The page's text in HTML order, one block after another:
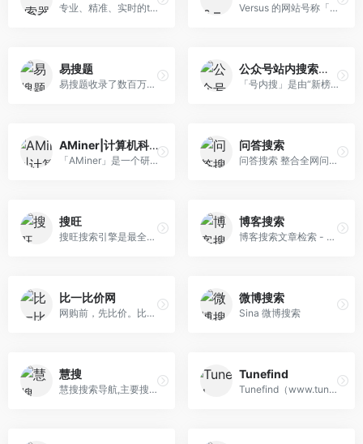
专业、精准、实时的telegram在线搜索引擎 Versus 的网站号称「万物皆可对比」，这个网站最早应该是来自德国（2012 年），它不光收录了各种电子产品的参数，还能有针对性的把几个同类型的产品拉出来对比，努力的把参数的秘密客观的展现给我们，让我们的选择变得容易。
易搜题
易搜题收录了数百万的建筑工程、经济金融、会计财税、职业资格、职业资格、安全生产、特种作业、医药卫生、经济财会、执业医师以及一些常见的普通练习的题目题库供大家查询
公众号站内搜索引擎 – 号内搜
「号内搜」是由“新榜无数”上线的一个针对于微信大众号供给内容搜刮的效劳，为大众号增加搜刮汗青音讯的功用，收取用户搜刮数据，让经营者更懂用户，也为用户供给查问内容的便当。
AMiner|计算机科学知识发现网
「AMiner」是一个研讨者学术搜刮类网站，可以为较量争论机迷信相干范畴的研讨者供给更片面的范畴常识以及更具针对于性的研讨话题以及协作者信息，为科研职员供给很好的信息获得以及协助。
问答搜索
问答搜索 整合全网问答平台
搜旺
搜旺搜索引擎是最全的中文搜索引擎、中国最便民的搜索引擎,致力于让网民更便捷地获取信息，找到所求。超过千亿的中文网页数据库，可以瞬间找到相关的搜索结果， 包含网页搜索，新闻搜索，企业搜索，软件搜索，源码搜索，图片搜索等栏目，每天更新数据一次,而且排名推广是全免费，。
博客搜索
博客搜索文章检索 - 博客文章搜索引擎 - 博客搜索
比一比价网
网购前，先比价。比一比价网b1bj.com拥有专业的比价购物搜索引擎技术，方便您比较各大网上商城的同款报价，我们致力于做实用的比价网站。
微博搜索
Sina 微博搜索
慧搜
慧搜搜索导航,主要搜罗整合各类中文搜索引擎，努力让信息资源搜索更便捷更高效
Tunefind
Tunefind（www.tunefind.com）可以通过搜索电影电视游戏或艺人名称找到背景音乐，并获取对应歌单。Tunefind 提供了 Spotify、Apple Music、YouTube 等主流平台的跳转按钮，并可以直接播放